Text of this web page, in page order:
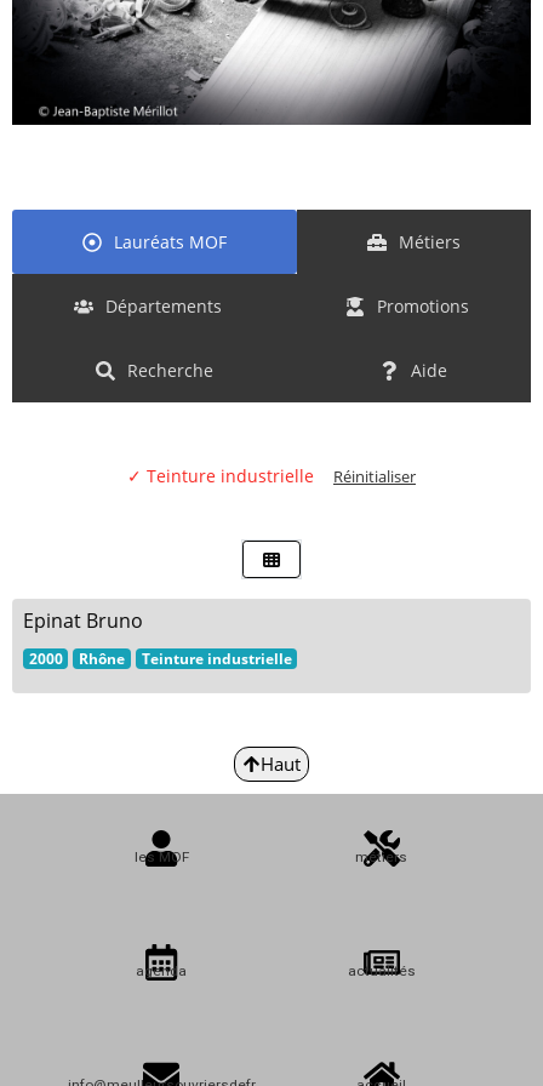
Lauréats MOF Métiers
Départements Promotions
Recherche Aide
✓ Teinture industrielle Réinitialiser
Epinat Bruno
2000 Rhône Teinture industrielle
Haut
les MOF métiers
agenda actualités